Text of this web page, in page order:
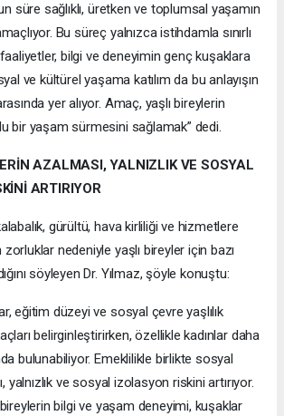
süre sağlıklı, üretken ve toplumsal yaşamın
Bu süreç yalnızca istihdamla sınırlı
bilgi ve deneyimin genç kuşaklara
ve kültürel yaşama katılım da bu anlayışın
yer alıyor. Amaç, yaşlı bireylerin
bir yaşam sürmesini sağlamak” dedi.
AZALMASI, YALNIZLIK VE SOSYAL
ARTIRIYOR
gürültü, hava kirliliği ve hizmetlere
nedeniyle yaşlı bireyler için bazı
söyleyen Dr. Yılmaz, şöyle konuştu:
eğitim düzeyi ve sosyal çevre yaşlılık
belirginleştirirken, özellikle kadınlar daha
bulunabiliyor. Emeklilikle birlikte sosyal
yalnızlık ve sosyal izolasyon riskini artırıyor.
bireylerin bilgi ve yaşam deneyimi, kuşaklar